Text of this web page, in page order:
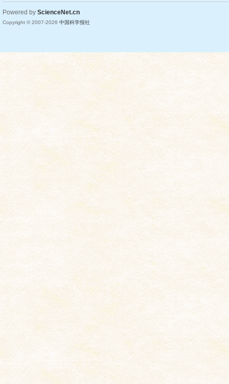
Powered by ScienceNet.cn
Copyright © 2007-2026 中国科学报社